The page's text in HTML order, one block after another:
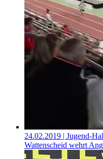
24.02.2019 | Jugend-
Wattenscheid wehrt